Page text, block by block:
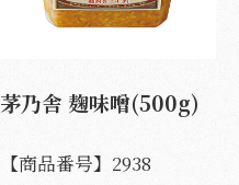
茅乃舎 麹味噌(500g)
【商品番号】 2938